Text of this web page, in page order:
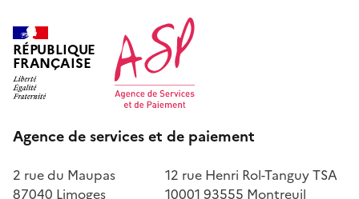
RÉPUBLIQUE
FRANÇAISE
Agence de services et de paiement
2 rue du Maupas
87040 Limoges
12 rue Henri Rol-Tanguy TSA
10001 93555 Montreuil